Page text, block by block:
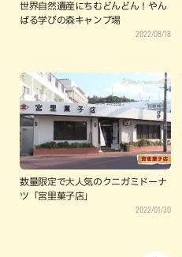
世界自然遺産にちむどんどん！やん
ばる学びの森キャンプ場
2022/08/18
数量限定で大人気のクニガミドーナ
ツ「宮里菓子店」
2022/01/30